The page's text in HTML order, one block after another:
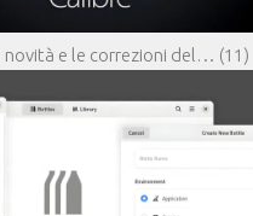
novità e le correzioni del… (11)